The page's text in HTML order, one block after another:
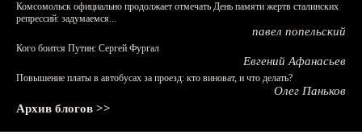
Комсомольск официально продолжает отмечать День памяти жертв сталинских
репрессий: задумаемся...
павел попельский
Кого боится Путин: Сергей Фургал
Евгений Афанасьев
Повышение платы в автобусах за проезд: кто виноват, и что делать?
Олег Паньков
Архив блогов >>